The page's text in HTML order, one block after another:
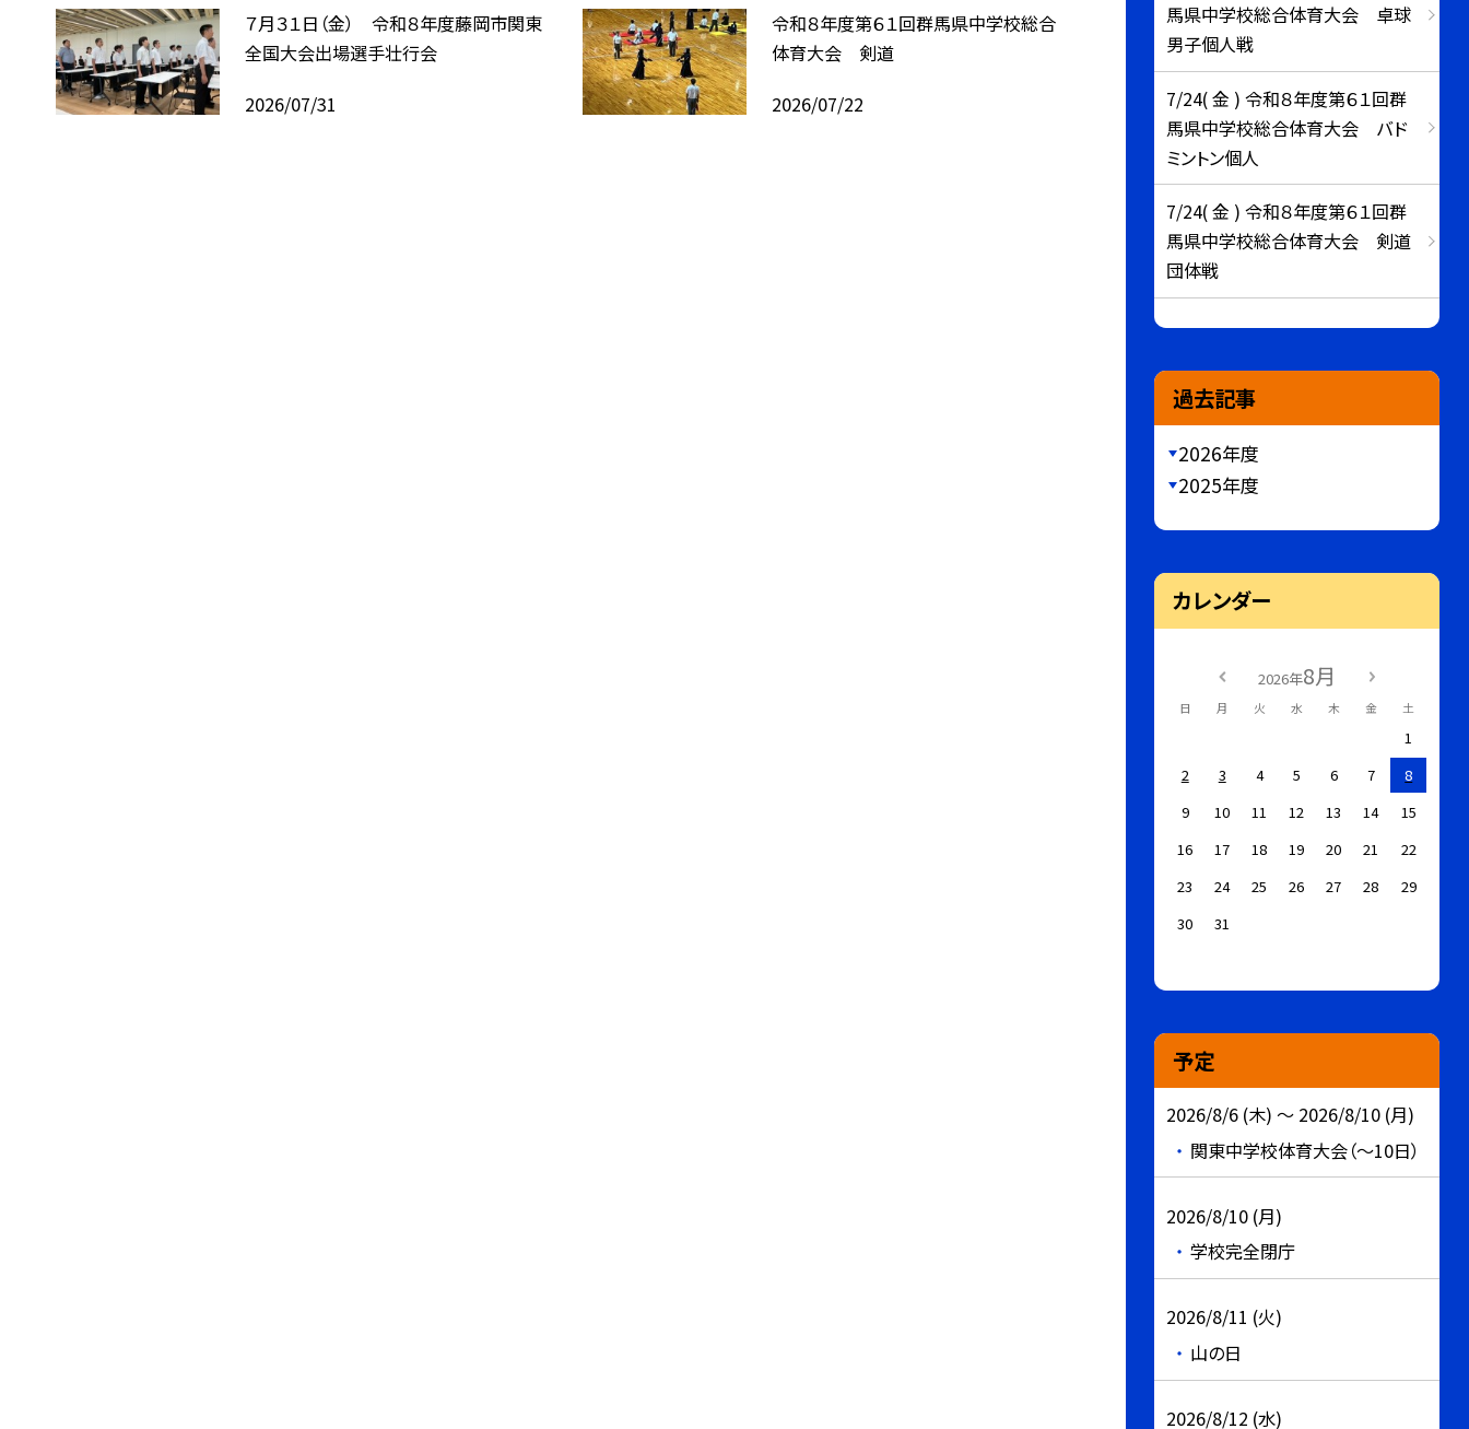
７月３１日（金） 令和８年度藤岡市関東
全国大会出場選手壮行会
2026/07/31
令和８年度第６１回群馬県中学校総合
体育大会 剣道
2026/07/22
馬県中学校総合体育大会 卓球
男子個人戦
7/24( 金 ) 令和８年度第６１回群
馬県中学校総合体育大会 バド
ミントン個人
7/24( 金 ) 令和８年度第６１回群
馬県中学校総合体育大会 剣道
団体戦
過去記事
2026年度
2025年度
カレンダー
2026年8月
日 月 火 水 木 金 土
1
2
3 4 5 6 7
8
9
10 11 12 13 14
15
16
17 18 19 20 21
22
23
24 25 26 27 28
29
30
31
予定
2026/8/6 (木) ～ 2026/8/10 (月)
関東中学校体育大会（～10日）
2026/8/10 (月)
学校完全閉庁
2026/8/11 (火)
山の日
2026/8/12 (水)